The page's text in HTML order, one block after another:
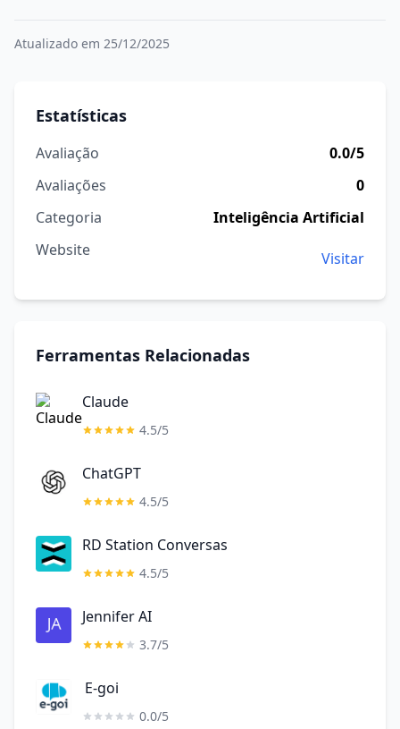
Atualizado em 25/12/2025
Estatísticas
Avaliação
0.0/5
Avaliações
0
Categoria
Inteligência Artificial
Website
Visitar
Ferramentas Relacionadas
Claude
4.5/5
ChatGPT
4.5/5
RD Station Conversas
4.5/5
Jennifer AI
3.7/5
E-goi
0.0/5